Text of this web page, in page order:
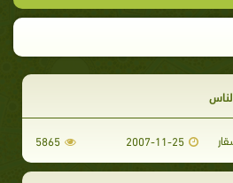
2007-11-25
5865